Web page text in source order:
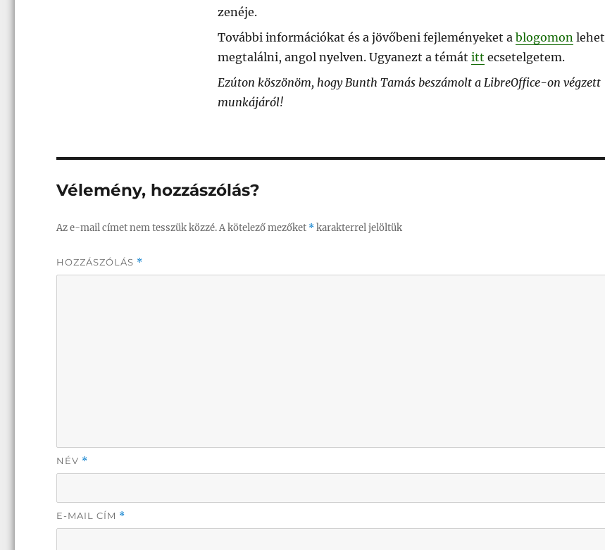
zenéje.
További információkat és a jövőbeni fejleményeket a blogomon lehet
megtalálni, angol nyelven. Ugyanezt a témát itt ecsetelgetem.
Ezúton köszönöm, hogy Bunth Tamás beszámolt a LibreOffice-on végzett
munkájáról!
Vélemény, hozzászólás?
Az e-mail címet nem tesszük közzé.A kötelező mezőket *karakterrel jelöltük
HOZZÁSZÓLÁS *
NÉV *
E-MAIL CÍM *